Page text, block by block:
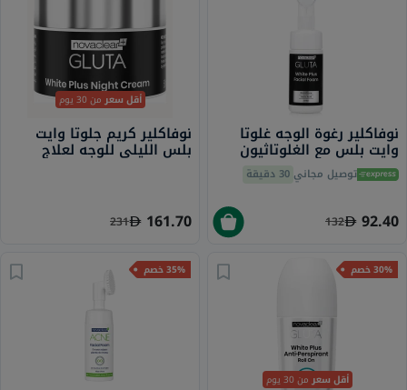
نوفاكلير رغوة الوجه غلوتا
وايت بلس مع الغلوتاثيون
100 مل توصيل مجاني 30 دقيقة
92.40
132
أقل سعر من 30 يوم
نوفاكلير كريم جلوتا وايت
بلس الليلي للوجه لعلاج
161.70
231
30% خصم
أقل سعر من 30 يوم
35% خصم